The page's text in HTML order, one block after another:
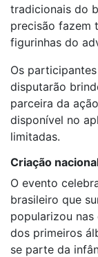
tradicionais do
precisão fazem
figurinhas do
Os
disputarão
parceira da
disponível no
limitadas.
Criação
O evento
brasileiro que
popularizou nas
dos primeiros
se parte da